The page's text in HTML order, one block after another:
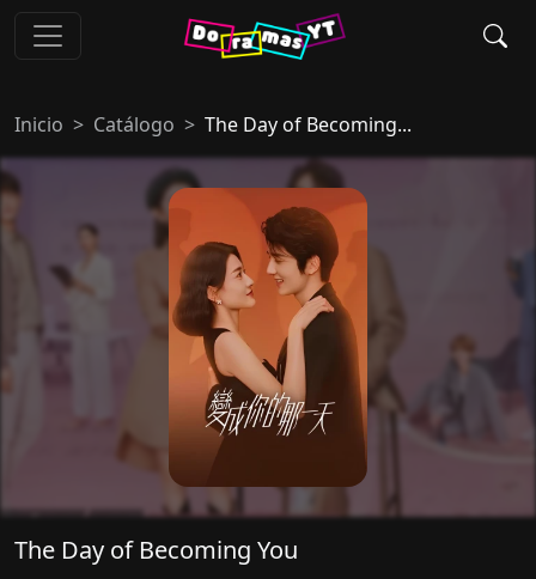
Inicio Catálogo The Day of Becoming...
The Day of Becoming You